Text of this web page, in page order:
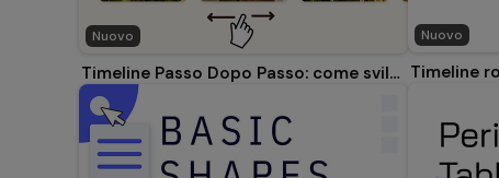
Nuovo
Timeline Passo Dopo Passo: come sviluppare un'idea
Nuovo
Timeline